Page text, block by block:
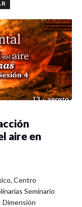
aire en
Centro
Seminario
Dimensión